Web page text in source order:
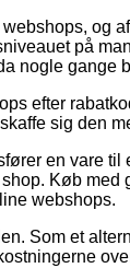
og
på
nogle gange
efter
sig den
en vare til
Køb med
webshops.
Som et